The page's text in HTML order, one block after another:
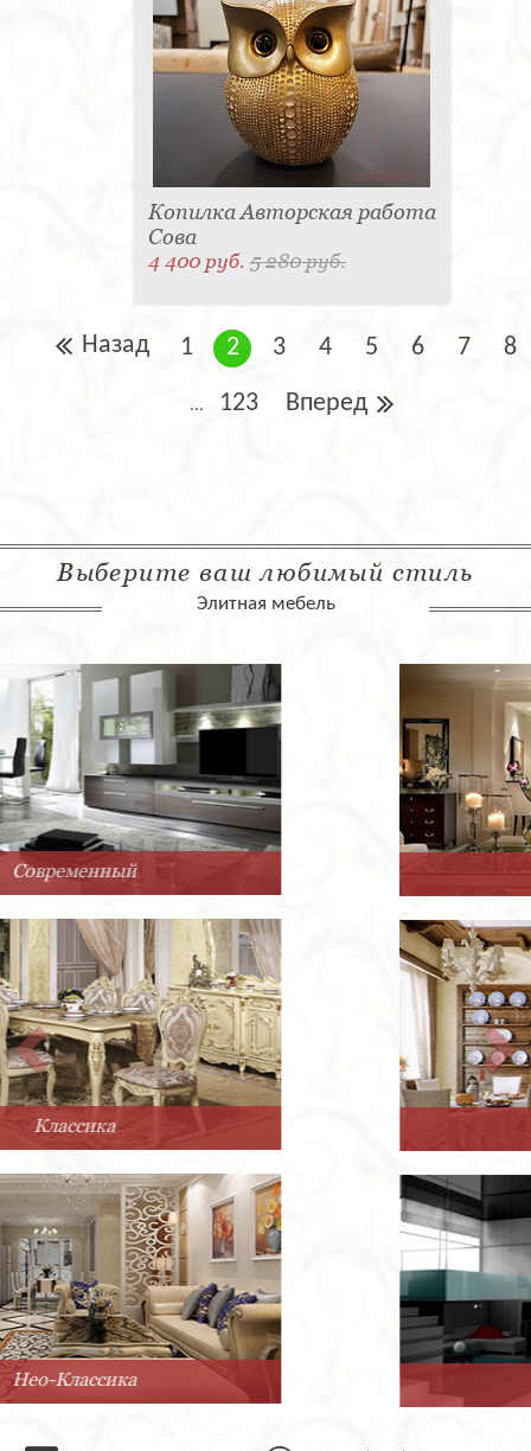
Копилка Авторская работа
Сова
4 400 руб.5 280 руб.
Назад 1 2 3 4 5 6 7 8
... 123 Вперед
Выберите ваш любимый стиль
Элитная мебель
Минимализм